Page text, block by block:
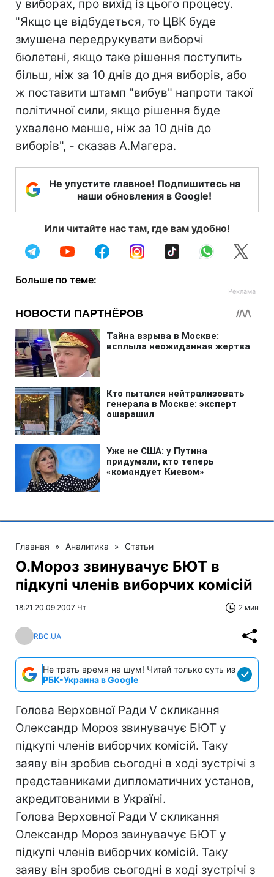
у виборах, про вихід із цього процесу.
"Якщо це відбудеться, то ЦВК буде
змушена передрукувати виборчі
бюлетені, якщо таке рішення поступить
більш, ніж за 10 днів до дня виборів, або
ж поставити штамп "вибув" напроти такої
політичної сили, якщо рішення буде
ухвалено менше, ніж за 10 днів до
виборів", - сказав А.Магера.
Не упустите главное! Подпишитесь на
наши обновления в Google!
Или читайте нас там, где вам удобно!
Больше по теме:
Главная » Аналитика » Статьи
О.Мороз звинувачує БЮТ в
підкупі членів виборчих комісій
18:21 20.09.2007 Чт 2 мин
RBC.UA
Не трать время на шум! Читай только суть из
РБК-Украина в Google
Голова Верховної Ради V скликання
Олександр Мороз звинувачує БЮТ у
підкупі членів виборчих комісій. Таку
заяву він зробив сьогодні в ході зустрічі з
представниками дипломатичних установ,
акредитованими в Україні.
Голова Верховної Ради V скликання
Олександр Мороз звинувачує БЮТ у
підкупі членів виборчих комісій. Таку
заяву він зробив сьогодні в ході зустрічі з